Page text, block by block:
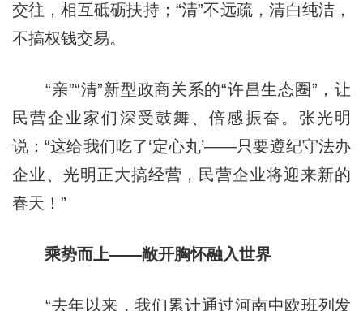
交往，相互砥砺扶持；“清”不远疏，清白纯洁，
不搞权钱交易。
“亲”“清”新型政商关系的“许昌生态圈”，让
民营企业家们深受鼓舞、倍感振奋。张光明
说：“这给我们吃了‘定心丸’——只要遵纪守法办
企业、光明正大搞经营，民营企业将迎来新的
春天！”
乘势而上——敞开胸怀融入世界
“去年以来，我们累计通过河南中欧班列发